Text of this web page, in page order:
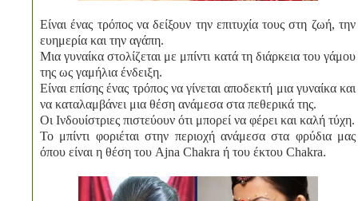
Είναι ένας τρόπος να δείξουν την επιτυχία τους στη ζωή, την
ευημερία και την αγάπη.
Μια γυναίκα στολίζεται με μπίντι κατά τη διάρκεια του γάμου
της ως γαμήλια ένδειξη.
Είναι επίσης ένας τρόπος να γίνεται αποδεκτή μια γυναίκα και
να καταλαμβάνει μια θέση ανάμεσα στα πεθερικά της.
Οι Ινδουίστριες πιστεύουν ότι μπορεί να φέρει και καλή τύχη.
Το μπίντι φοριέται στην περιοχή ανάμεσα στα φρύδια μας
όπου είναι η θέση του Ajna Chakra ή του έκτου Chakra.